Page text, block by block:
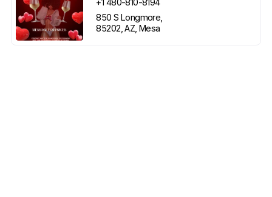
850 S Longmore,
85202, AZ, Mesa